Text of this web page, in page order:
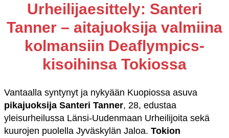
Urheilijaesittely: Santeri
Tanner – aitajuoksija valmiina
kolmansiin Deaflympics-
kisoihinsa Tokiossa
Vantaalla syntynyt ja nykyään Kuopiossa asuva
pikajuoksija Santeri Tanner, 28, edustaa
yleisurheilussa Länsi-Uudenmaan Urheilijoita sekä
kuurojen puolella Jyväskylän Jaloa. Tokion